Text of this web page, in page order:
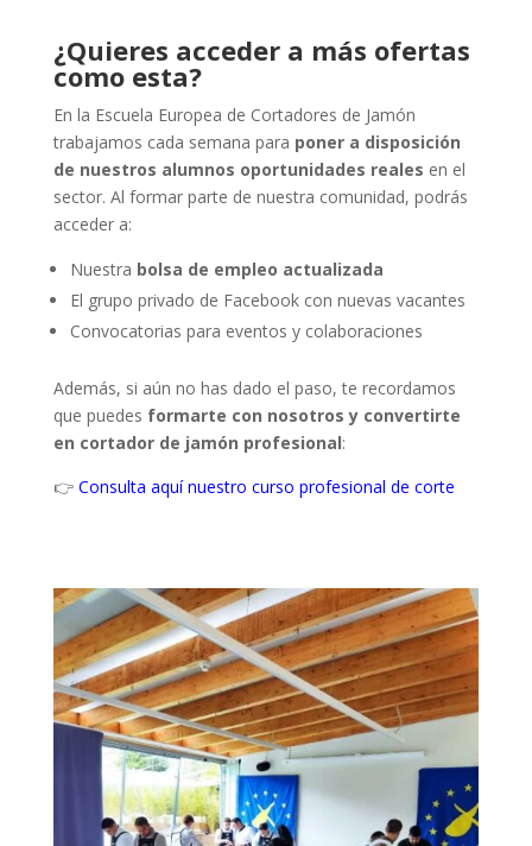
¿Quieres acceder a más ofertas
como esta?
En la Escuela Europea de Cortadores de Jamón
trabajamos cada semana para poner a disposición
de nuestros alumnos oportunidades reales en el
sector. Al formar parte de nuestra comunidad, podrás
acceder a:
Nuestra bolsa de empleo actualizada
El grupo privado de Facebook con nuevas vacantes
Convocatorias para eventos y colaboraciones
Además, si aún no has dado el paso, te recordamos
que puedes formarte con nosotros y convertirte
en cortador de jamón profesional:
👉 Consulta aquí nuestro curso profesional de corte